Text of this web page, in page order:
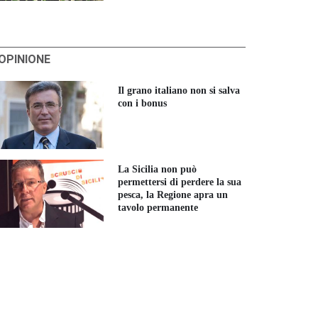
Il grano italiano non si salva
con i bonus
La Sicilia non può
permettersi di perdere la sua
pesca, la Regione apra un
tavolo permanente